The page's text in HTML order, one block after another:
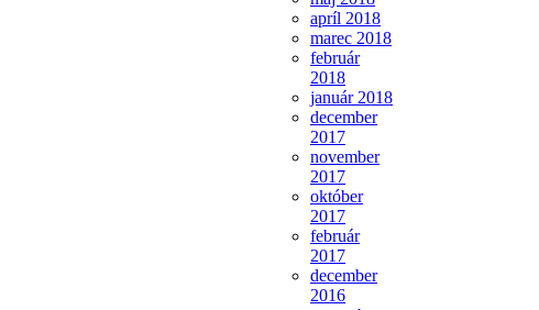
apríl 2018
marec 2018
február
2018
január 2018
december
2017
november
2017
október
2017
február
2017
december
2016